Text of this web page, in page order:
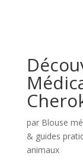
par Blouse
& guides
animaux